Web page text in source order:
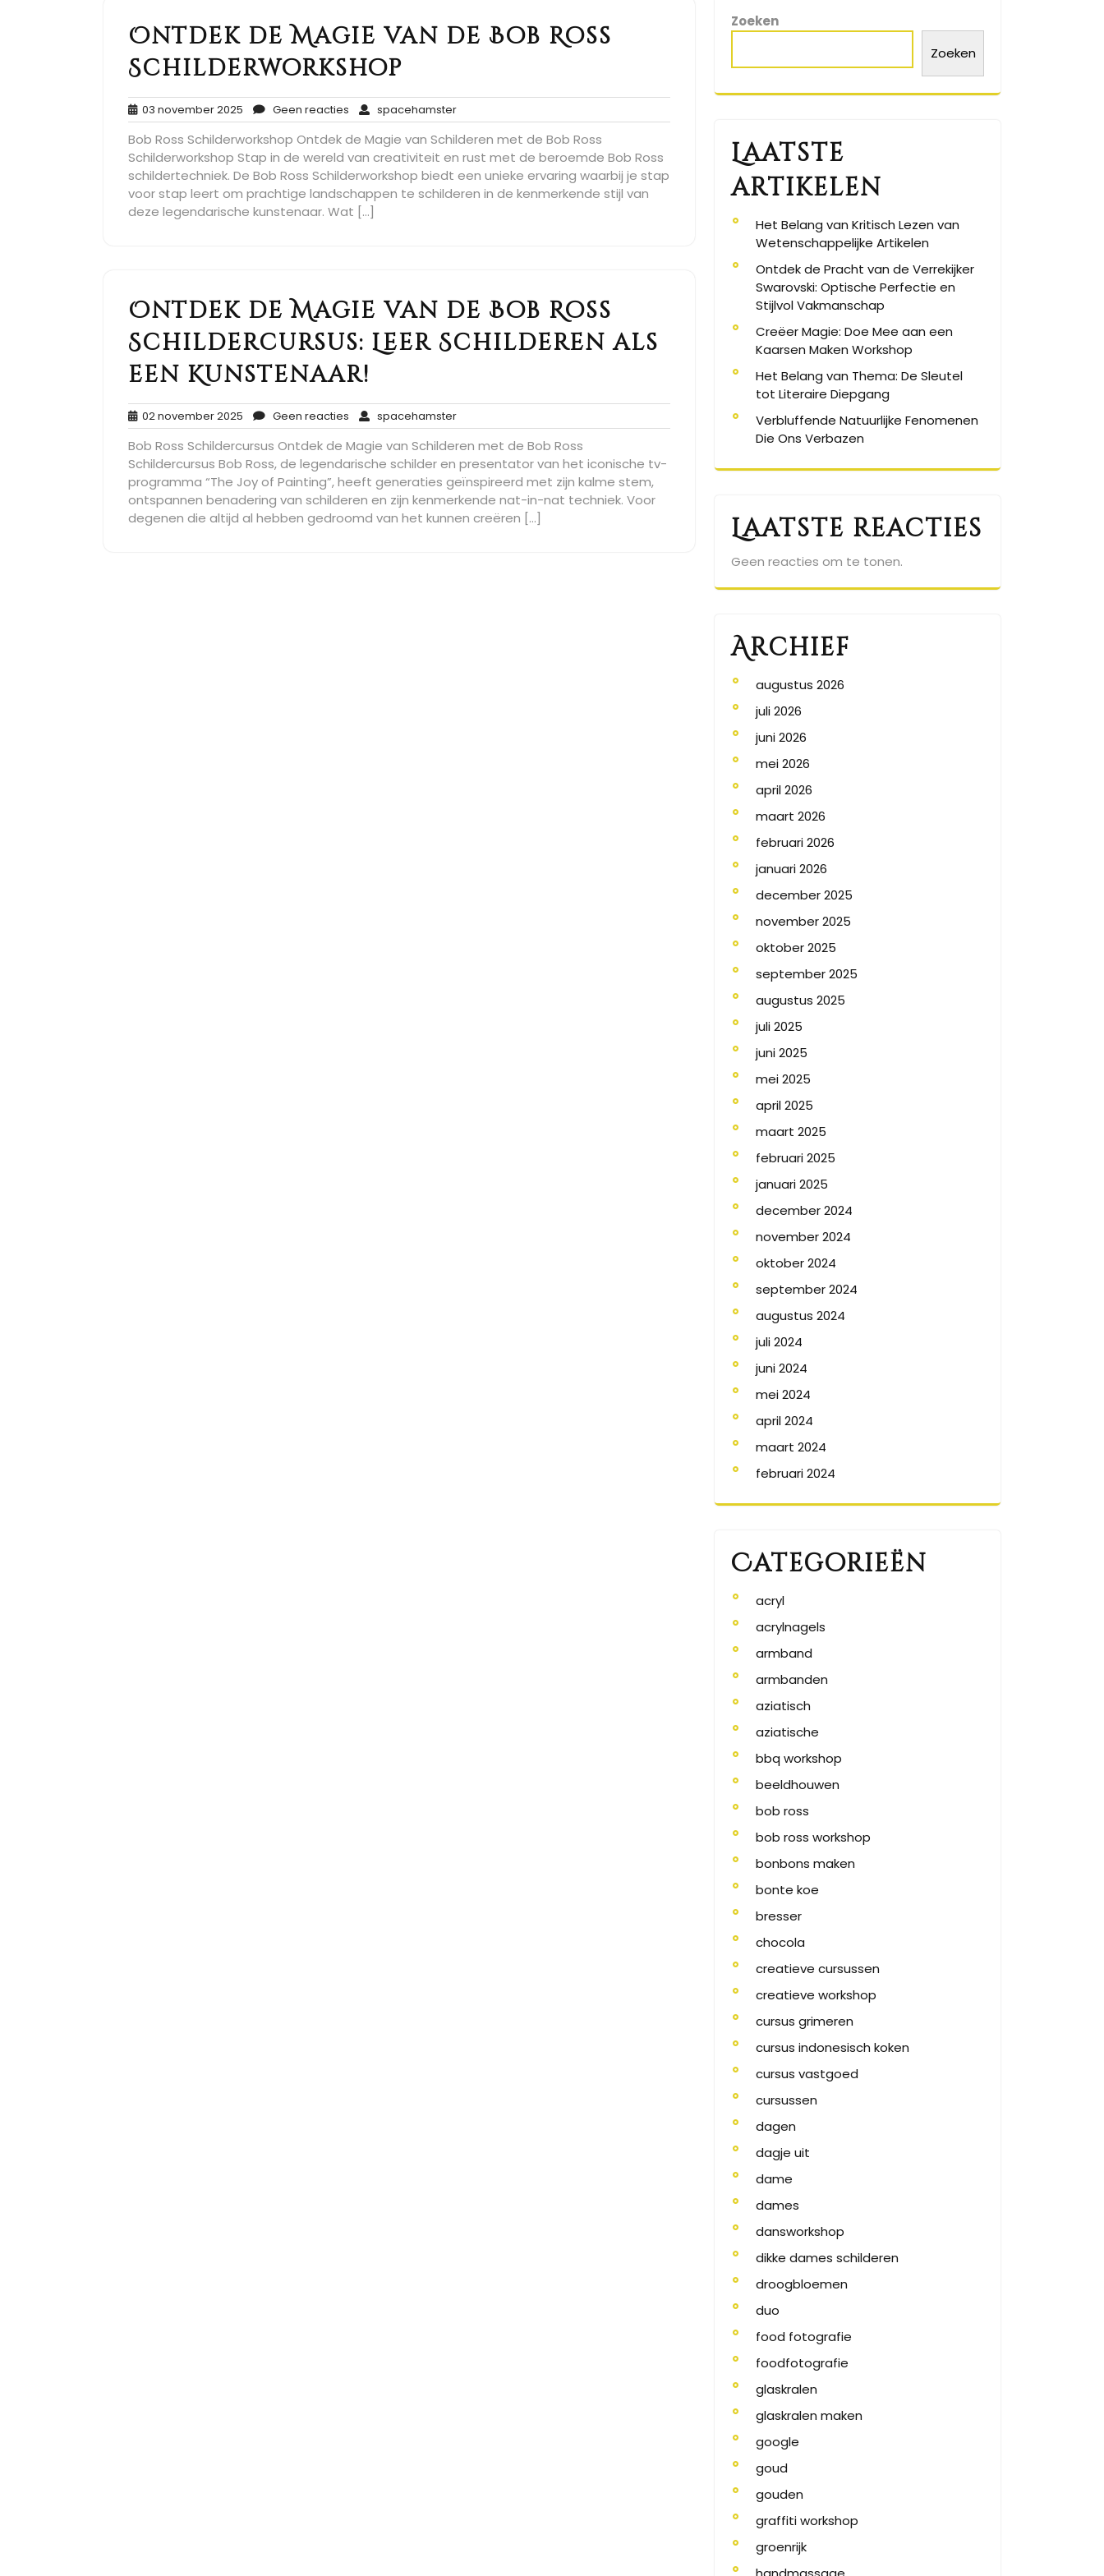
Ontdek de Magie van de Bob Ross
Schilderworkshop
03 november 2025 03
november
2025
Geen reacties Geen
reacties
spacehamsterspacehamster
Bob Ross Schilderworkshop Ontdek de Magie van Schilderen met de Bob Ross
Schilderworkshop Stap in de wereld van creativiteit en rust met de beroemde Bob Ross
schildertechniek. De Bob Ross Schilderworkshop biedt een unieke ervaring waarbij je stap
voor stap leert om prachtige landschappen te schilderen in de kenmerkende stijl van
deze legendarische kunstenaar. Wat […]
Ontdek de Magie van de Bob Ross
Schildercursus: Leer Schilderen als
een Kunstenaar!
02 november 2025 02
november
2025
Geen reacties Geen
reacties
spacehamsterspacehamster
Bob Ross Schildercursus Ontdek de Magie van Schilderen met de Bob Ross
Schildercursus Bob Ross, de legendarische schilder en presentator van het iconische tv-
programma “The Joy of Painting”, heeft generaties geïnspireerd met zijn kalme stem,
ontspannen benadering van schilderen en zijn kenmerkende nat-in-nat techniek. Voor
degenen die altijd al hebben gedroomd van het kunnen creëren […]
Zoeken
Zoeken
Laatste
artikelen
Het Belang van Kritisch Lezen van
Wetenschappelijke Artikelen
Ontdek de Pracht van de Verrekijker
Swarovski: Optische Perfectie en
Stijlvol Vakmanschap
Creëer Magie: Doe Mee aan een
Kaarsen Maken Workshop
Het Belang van Thema: De Sleutel
tot Literaire Diepgang
Verbluffende Natuurlijke Fenomenen
Die Ons Verbazen
Laatste reacties
Geen reacties om te tonen.
Archief
augustus 2026
juli 2026
juni 2026
mei 2026
april 2026
maart 2026
februari 2026
januari 2026
december 2025
november 2025
oktober 2025
september 2025
augustus 2025
juli 2025
juni 2025
mei 2025
april 2025
maart 2025
februari 2025
januari 2025
december 2024
november 2024
oktober 2024
september 2024
augustus 2024
juli 2024
juni 2024
mei 2024
april 2024
maart 2024
februari 2024
Categorieën
acryl
acrylnagels
armband
armbanden
aziatisch
aziatische
bbq workshop
beeldhouwen
bob ross
bob ross workshop
bonbons maken
bonte koe
bresser
chocola
creatieve cursussen
creatieve workshop
cursus grimeren
cursus indonesisch koken
cursus vastgoed
cursussen
dagen
dagje uit
dame
dames
dansworkshop
dikke dames schilderen
droogbloemen
duo
food fotografie
foodfotografie
glaskralen
glaskralen maken
google
goud
gouden
graffiti workshop
groenrijk